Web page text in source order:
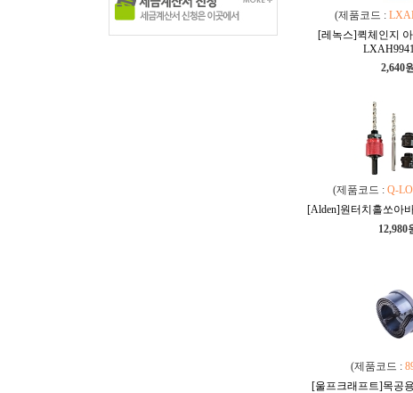
(제품코드 :
[레녹스]퀵체인지
2,640
(제품코드 : Q-
[Alden]원터치홀쏘아
12,980
(제품코드 :
[울프크래프트]목공